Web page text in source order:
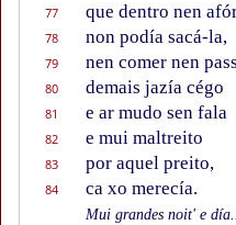
77
que dentro nen
78
non podía sacá-la,
79
nen comer nen
80
demais jazía cégo
81
e ar mudo sen fala
82
e mui maltreito
83
por aquel preito,
84
ca xo merecía.
Mui grandes noit' e